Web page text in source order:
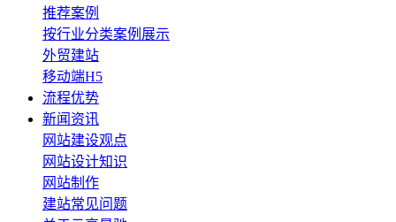
推荐案例
按行业分类案例展示
外贸建站
移动端H5
流程优势
新闻资讯
网站建设观点
网站设计知识
网站制作
建站常见问题